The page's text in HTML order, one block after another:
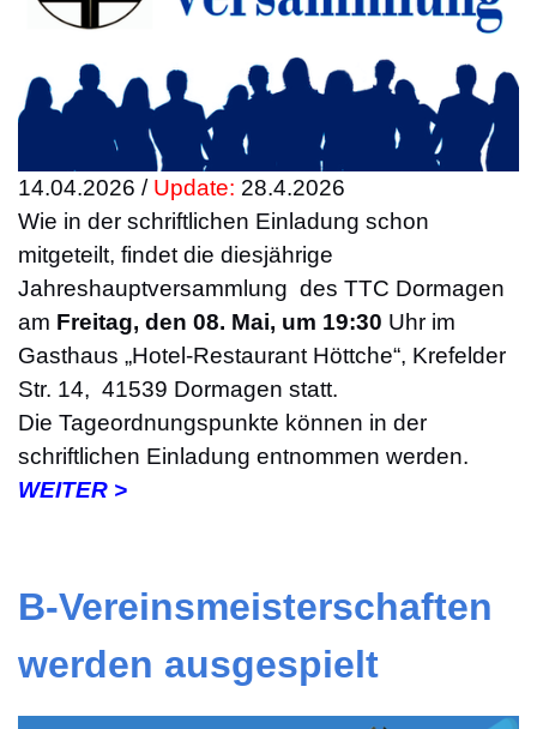
14.04.2026 / Update: 28.4.2026
Wie in der schriftlichen Einladung schon
mitgeteilt, findet die diesjährige
Jahreshauptversammlung des TTC Dormagen
am Freitag, den 08. Mai, um 19:30 Uhr im
Gasthaus „Hotel-Restaurant Höttche“, Krefelder
Str. 14, 41539 Dormagen statt.
Die Tageordnungspunkte können in der
schriftlichen Einladung entnommen werden.
WEITER >
B-Vereinsmeisterschaften
werden ausgespielt